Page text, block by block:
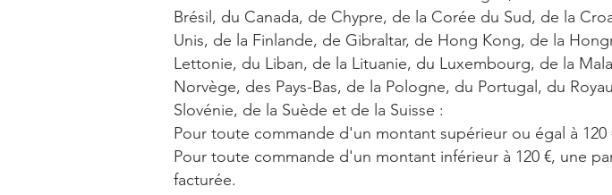
Brésil, du Canada, de Chypre, de la Corée du Sud, de la
Unis, de la Finlande, de Gibraltar, de Hong Kong, de la
Lettonie, du Liban, de la Lituanie, du Luxembourg, de la
Norvège, des Pays-Bas, de la Pologne, du Portugal, du
Slovénie, de la Suède et de la Suisse :
Pour toute commande d'un montant supérieur ou égal à 120
Pour toute commande d'un montant inférieur à 120 €, une
facturée.